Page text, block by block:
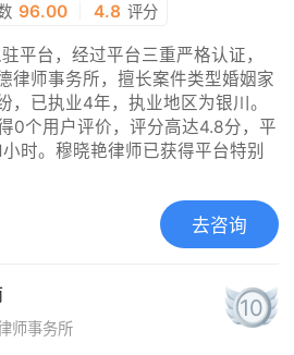
96.00 4.8 评分
平台，经过平台三重严格认证，
律师事务所，擅长案件类型婚姻家
，已执业4年，执业地区为银川。
0个用户评价，评分高达4.8分，平
时。穆晓艳律师已获得平台特别
去咨询
师事务所
10